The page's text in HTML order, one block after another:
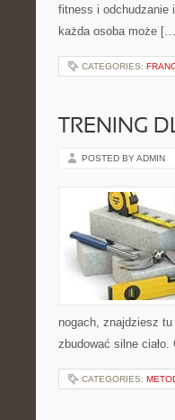
fitness i odchudzanie
każda osoba może
CATEGORIES:
TRENING
POSTED BY ADMIN
nogach, znajdziesz
zbudować silne
CATEGORIES: